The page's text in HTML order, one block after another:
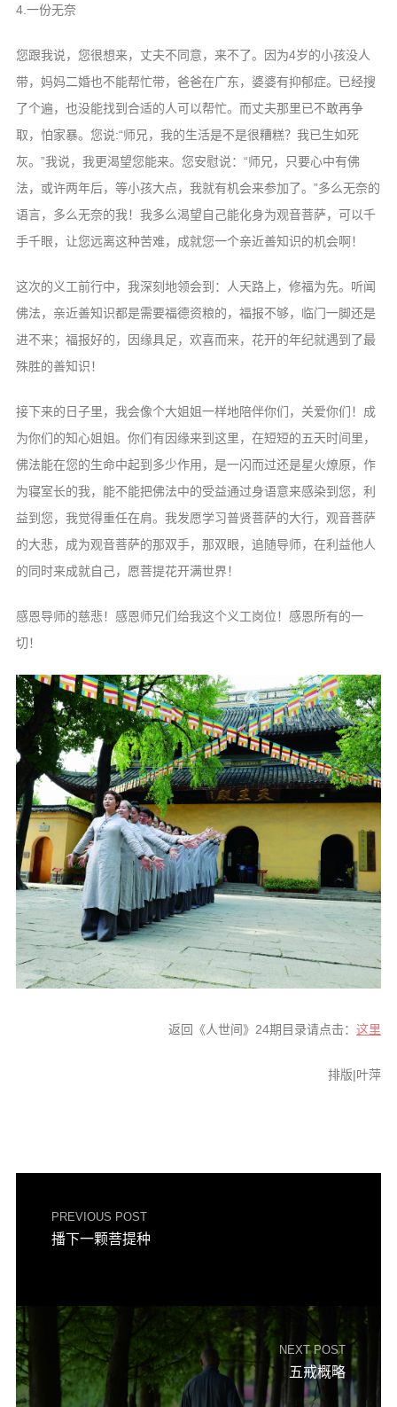
4.一份无奈
您跟我说，您很想来，丈夫不同意，来不了。因为4岁的小孩没人
带，妈妈二婚也不能帮忙带，爸爸在广东，婆婆有抑郁症。已经搜
了个遍，也没能找到合适的人可以帮忙。而丈夫那里已不敢再争
取，怕家暴。您说:“师兄，我的生活是不是很糟糕？我已生如死
灰。”我说，我更渴望您能来。您安慰说：“师兄，只要心中有佛
法，或许两年后，等小孩大点，我就有机会来参加了。”多么无奈的
语言，多么无奈的我！我多么渴望自己能化身为观音菩萨，可以千
手千眼，让您远离这种苦难，成就您一个亲近善知识的机会啊！
这次的义工前行中，我深刻地领会到：人天路上，修福为先。听闻
佛法，亲近善知识都是需要福德资粮的，福报不够，临门一脚还是
进不来；福报好的，因缘具足，欢喜而来，花开的年纪就遇到了最
殊胜的善知识！
接下来的日子里，我会像个大姐姐一样地陪伴你们，关爱你们！成
为你们的知心姐姐。你们有因缘来到这里，在短短的五天时间里，
佛法能在您的生命中起到多少作用，是一闪而过还是星火燎原，作
为寝室长的我，能不能把佛法中的受益通过身语意来感染到您，利
益到您，我觉得重任在肩。我发愿学习普贤菩萨的大行，观音菩萨
的大悲，成为观音菩萨的那双手，那双眼，追随导师，在利益他人
的同时来成就自己，愿菩提花开满世界！
感恩导师的慈悲！感恩师兄们给我这个义工岗位！感恩所有的一
切！
返回《人世间》24期目录请点击：这里
排版|叶萍
PREVIOUS POST
播下一颗菩提种
NEXT POST
五戒概略